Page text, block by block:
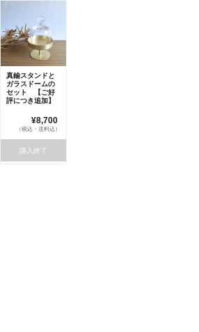
真鍮スタンドと
ガラスドームの
セット 【ご好
評につき追加】
¥8,700
（税込・送料込）
購入終了